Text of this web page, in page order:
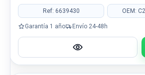
Ref: 6639430 OEM:
Garantía 1 año Envío 24-48h